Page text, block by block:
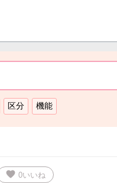
favorite 0いいね